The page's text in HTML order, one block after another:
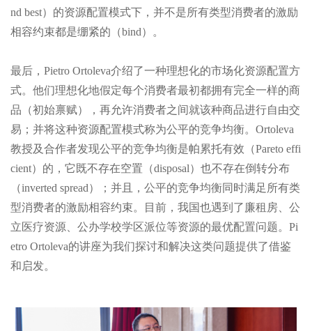
nd best）的资源配置模式下，并不是所有类型消费者的激励
相容约束都是绷紧的（bind）。
最后，Pietro Ortoleva介绍了一种理想化的市场化资源配置方
式。他们理想化地假定每个消费者最初都拥有完全一样的商
品（初始禀赋），再允许消费者之间就该种商品进行自由交
易；并将这种资源配置模式称为公平的竞争均衡。Ortoleva
教授及合作者发现公平的竞争均衡是帕累托有效（Pareto effi
cient）的，它既不存在空置（disposal）也不存在倒转分布
（inverted spread）；并且，公平的竞争均衡同时满足所有类
型消费者的激励相容约束。目前，我国也遇到了廉租房、公
立医疗资源、公办学校学区派位等资源的最优配置问题。Pi
etro Ortoleva的讲座为我们探讨和解决这类问题提供了借鉴
和启发。